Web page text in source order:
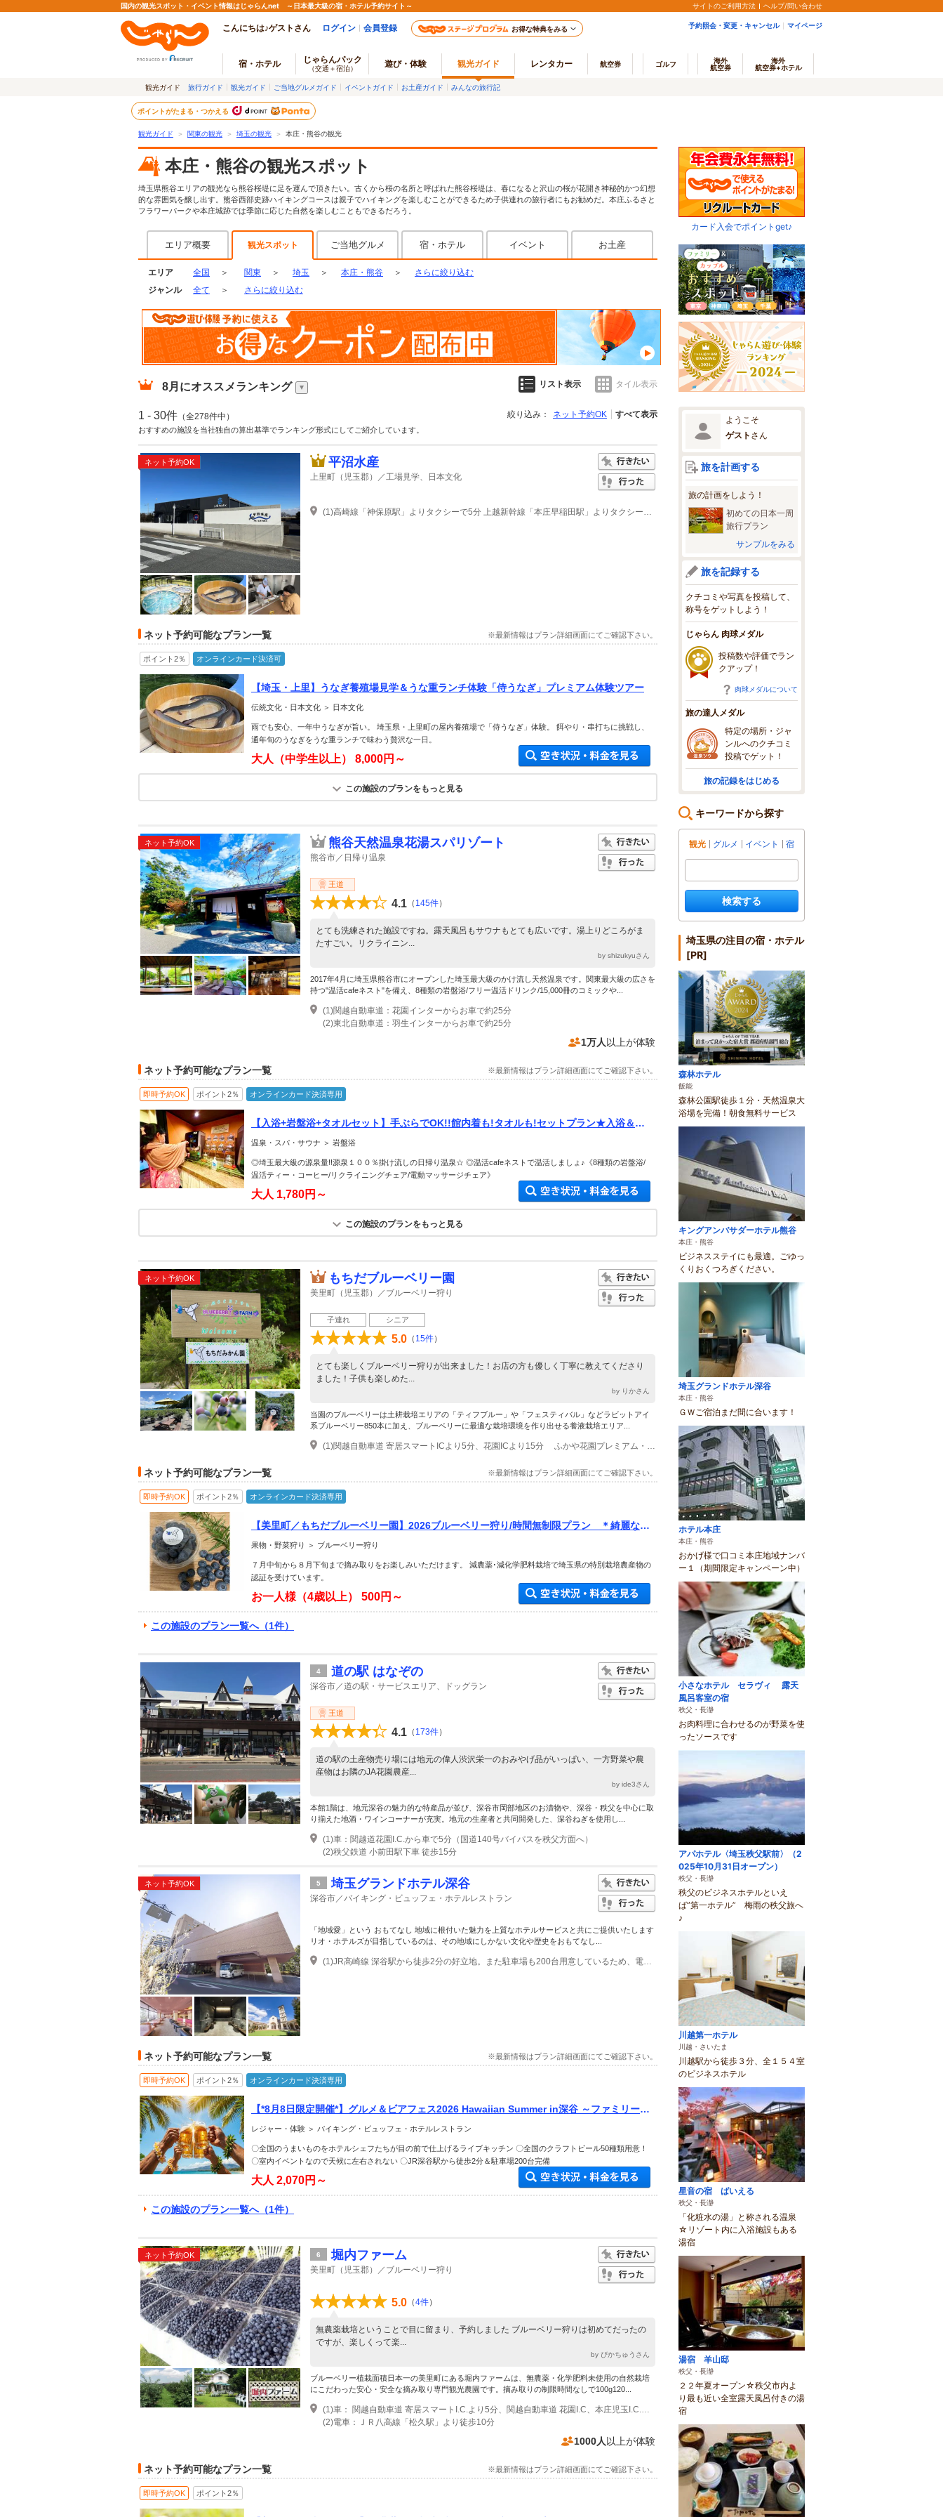
国内の観光スポット・イベント情報はじゃらんnet ～日本最大級の宿・ホテル予約サイト～ サイトのご利用方法 ヘルプ/問い合わせ
こんにちは♪ゲストさん ログイン 会員登録 お得な特典をみる 予約照会・変更・キャンセル マイページ
宿・ホテル じゃらんパック
（交通＋宿泊） 遊び・体験 観光ガイド レンタカー 航空券 ゴルフ
海外
航空券
海外
航空券+ホテル
観光ガイド 旅行ガイド 観光ガイド ご当地グルメガイド イベントガイド お土産ガイド みんなの旅行記
ポイントがたまる・つかえる
観光ガイド ＞ 関東の観光 ＞ 埼玉の観光 ＞ 本庄・熊谷の観光
本庄・熊谷の観光スポット
埼玉県熊谷エリアの観光なら熊谷桜堤に足を運んで頂きたい。古くから桜の名所と呼ばれた熊谷桜堤は、春になると沢山の桜が花開き神秘的かつ幻想
的な雰囲気を醸し出す。熊谷西部史跡ハイキングコースは親子でハイキングを楽しむことができるため子供連れの旅行者にもお勧めだ。本庄ふるさと
フラワーパークや本庄城跡では季節に応じた自然を楽しむこともできるだろう。
エリア概要 観光スポット ご当地グルメ 宿・ホテル イベント お土産
エリア 全国 ＞ 関東 ＞ 埼玉 ＞ 本庄・熊谷 ＞
さらに絞り込む
ジャンル
全て ＞ さらに絞り込む
8月 にオススメランキング リスト表示 タイル表示
1 - 30件 （全278件中） 絞り込み： ネット予約OK すべて表示
おすすめの施設を当社独自の算出基準でランキング形式にしてご紹介しています。
ネット予約OK 平沼水産
上里町（児玉郡）／工場見学、日本文化
(1)高崎線「神保原駅」よりタクシーで5分 上越新幹線「本庄早稲田駅」よりタクシーで20分 ご希望により駅までの送迎もいたします
ネット予約可能なプラン一覧 ※最新情報はプラン詳細画面にてご確認下さい。
ポイント2％ オンラインカード決済可
【埼玉・上里】うなぎ養殖場見学＆うな重ランチ体験「侍うなぎ」プレミアム体験ツアー
伝統文化・日本文化 ＞ 日本文化
雨でも安心、一年中うなぎが旨い。 埼玉県・上里町の屋内養殖場で「侍うなぎ」体験。 餌やり・串打ちに挑戦し、
通年旬のうなぎをうな重ランチで味わう贅沢な一日。
大人（中学生以上） 8,000円～
空き状況・料金を見る
この施設のプランをもっと見る
ネット予約OK 熊谷天然温泉花湯スパリゾート
熊谷市／日帰り温泉
王道
4.1 （ 145件）
とても洗練された施設ですね。露天風呂もサウナもとても広いです。湯上りどころがま
たすごい。リクライニン...
by shizukyuさん
2017年4月に埼玉県熊谷市にオープンした埼玉最大級のかけ流し天然温泉です。関東最大級の広さを
持つ"温活cafeネスト"を備え、8種類の岩盤浴/フリー温活ドリンク/15,000冊のコミックや...
(1)関越自動車道：花園インターからお車で約25分
(2)東北自動車道：羽生インターからお車で約25分
1万人 以上が体験
ネット予約可能なプラン一覧 ※最新情報はプラン詳細画面にてご確認下さい。
即時予約OK ポイント2％ オンラインカード決済専用
【入浴+岩盤浴+タオルセット】手ぶらでOK!!館内着も!タオルも!セットプラン★入浴＆岩
温泉・スパ・サウナ ＞ 岩盤浴
◎埼玉最大級の源泉量!!源泉１００％掛け流しの日帰り温泉☆ ◎温活cafeネストで温活しましょ♪《8種類の岩盤浴/
温活ティー・コーヒー/リクライニングチェア/電動マッサージチェア》
大人 1,780円～
空き状況・料金を見る
この施設のプランをもっと見る
ネット予約OK もちだブルーベリー園
美里町（児玉郡）／ブルーベリー狩り
子連れ シニア
5.0 （ 15件）
とても楽しくブルーベリー狩りが出来ました！お店の方も優しく丁寧に教えてくださり
ました！子供も楽しめた...
by りかさん
当園のブルーベリーは土耕栽培エリアの「ティフブルー」や「フェスティバル」などラビットアイ
系ブルーベリー850本に加え、ブルーベリーに最適な栽培環境を作り出せる養液栽培エリア...
(1)関越自動車道 寄居スマートICより5分、花園ICより15分 ふかや花園プレミアム・アウトレットより11分
ネット予約可能なプラン一覧 ※最新情報はプラン詳細画面にてご確認下さい。
即時予約OK ポイント2％ オンラインカード決済専用
【美里町／もちだブルーベリー園】2026ブルーベリー狩り/時間無制限プラン ＊綺麗な休
果物・野菜狩り ＞ ブルーベリー狩り
７月中旬から８月下旬まで摘み取りをお楽しみいただけます。 減農薬･減化学肥料栽培で埼玉県の特別栽培農産物の
認証を受けています。
お一人様（4歳以上） 500円～
空き状況・料金を見る
この施設のプラン一覧へ（1件）
4 道の駅 はなぞの
深谷市／道の駅・サービスエリア、ドッグラン
王道
4.1 （ 173件）
道の駅の土産物売り場には地元の偉人渋沢栄一のおみやげ品がいっぱい、一方野菜や農
産物はお隣のJA花園農産...
by ide3さん
本館1階は、地元深谷の魅力的な特産品が並び、深谷市岡部地区のお漬物や、深谷・秩父を中心に取
り揃えた地酒・ワインコーナーが充実。地元の生産者と共同開発した、深谷ねぎを使用し...
(1)車：関越道花園I.C.から車で5分（国道140号バイパスを秩父方面へ）
(2)秩父鉄道 小前田駅下車 徒歩15分
ネット予約OK 5 埼玉グランドホテル深谷
深谷市／バイキング・ビュッフェ・ホテルレストラン
「地域愛」という おもてなし 地域に根付いた魅力を上質なホテルサービスと共にご提供いたします
リオ・ホテルズが目指しているのは、その地域にしかない文化や歴史をおもてなし...
(1)JR高崎線 深谷駅から徒歩2分の好立地。また駐車場も200台用意しているため、電車でもお車でも安心。
ネット予約可能なプラン一覧 ※最新情報はプラン詳細画面にてご確認下さい。
即時予約OK ポイント2％ オンラインカード決済専用
【*8月8日限定開催*】グルメ＆ビアフェス2026 Hawaiian Summer in深谷 ～ファミリー・
レジャー・体験 ＞ バイキング・ビュッフェ・ホテルレストラン
〇全国のうまいものをホテルシェフたちが目の前で仕上げるライブキッチン 〇全国のクラフトビール50種類用意！
〇室内イベントなので天候に左右されない 〇JR深谷駅から徒歩2分＆駐車場200台完備
大人 2,070円～
空き状況・料金を見る
この施設のプラン一覧へ（1件）
ネット予約OK 6 堀内ファーム
美里町（児玉郡）／ブルーベリー狩り
5.0 （4件）
無農薬栽培ということで目に留まり、予約しました ブルーベリー狩りは初めてだったの
ですが、楽しくって楽...
by ぴかちゅうさん
ブルーベリー植栽面積日本一の美里町にある堀内ファームは、無農薬・化学肥料未使用の自然栽培
にこだわった安心・安全な摘み取り専門観光農園です。摘み取りの制限時間なしで100g120...
(1)車： 関越自動車道 寄居スマートI.C.より5分、関越自動車道 花園I.C、本庄児玉I.C.より約20分
(2)電車：ＪＲ八高線「松久駅」より徒歩10分
1000人 以上が体験
ネット予約可能なプラン一覧 ※最新情報はプラン詳細画面にてご確認下さい。
即時予約OK ポイント2％
カード入会でポイントget♪
ようこそ
ゲスト さん
旅を計画する
旅の計画をしよう！
初めての日本一周
旅行プラン
サンプルをみる
旅を記録する
クチコミや写真を投稿して、
称号をゲットしよう！
じゃらん 肉球メダル
投稿数や評価でラン
クアップ！
肉球メダルについて
旅の達人メダル
特定の場所・ジャ
ンルへのクチコミ
投稿でゲット！
旅の記録をはじめる
キーワードから探す
観光 グルメ イベント 宿
検索する
埼玉県の注目の宿・ホテル
[PR]
森林ホテル
飯能
森林公園駅徒歩１分・天然温泉大
浴場を完備！朝食無料サービス
キングアンバサダーホテル熊谷
本庄・熊谷
ビジネスステイにも最適。ごゆっ
くりおくつろぎください。
埼玉グランドホテル深谷
本庄・熊谷
ＧＷご宿泊まだ間に合います！
ホテル本庄
本庄・熊谷
おかげ様で口コミ本庄地域ナンバ
ー１（期間限定キャンペーン中）
小さなホテル セラヴィ 露天
風呂客室の宿
秩父・長瀞
お肉料理に合わせるのが野菜を使
ったソースです
アパホテル〈埼玉秩父駅前〉（2
025年10月31日オープン）
秩父・長瀞
秩父のビジネスホテルといえ
ば”第一ホテル” 梅雨の秩父旅へ
♪
川越第一ホテル
川越・さいたま
川越駅から徒歩３分、全１５４室
のビジネスホテル
星音の宿 ばいえる
秩父・長瀞
「化粧水の湯」と称される温泉
☆リゾート内に入浴施設もある
湯宿
湯宿 羊山邸
秩父・長瀞
２２年夏オープン☆秩父市内よ
り最も近い全室露天風呂付きの湯
宿